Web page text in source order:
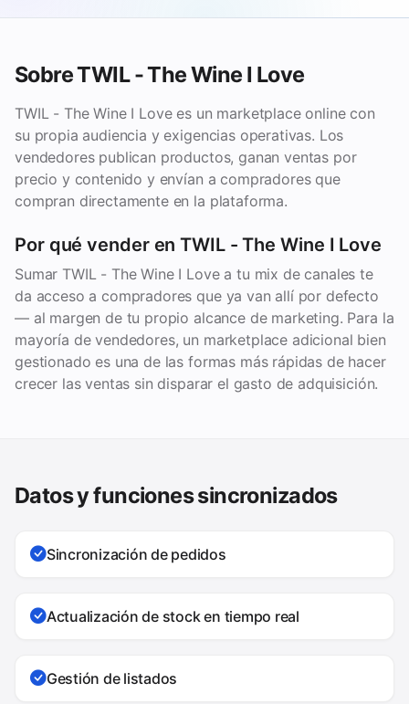
Sobre TWIL - The Wine I Love
TWIL - The Wine I Love es un marketplace online con
su propia audiencia y exigencias operativas. Los
vendedores publican productos, ganan ventas por
precio y contenido y envían a compradores que
compran directamente en la plataforma.
Por qué vender en TWIL - The Wine I Love
Sumar TWIL - The Wine I Love a tu mix de canales te
da acceso a compradores que ya van allí por defecto
— al margen de tu propio alcance de marketing. Para la
mayoría de vendedores, un marketplace adicional bien
gestionado es una de las formas más rápidas de hacer
crecer las ventas sin disparar el gasto de adquisición.
Datos y funciones sincronizados
Sincronización de pedidos
Actualización de stock en tiempo real
Gestión de listados